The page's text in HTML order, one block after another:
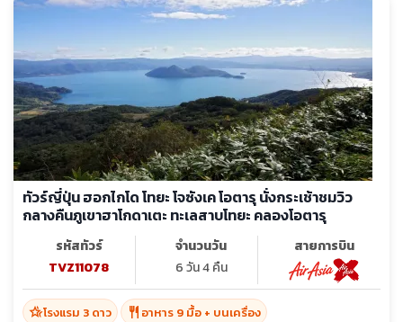
ทัวร์ญี่ปุ่น ฮอกไกโด โทยะ โจซังเค โอตารุ นั่งกระเช้าชมวิว
กลางคืนภูเขาฮาโกดาเตะ ทะเลสาบโทยะ คลองโอตารุ
รหัสทัวร์
TVZ11078
จำนวนวัน
6 วัน 4 คืน
สายการบิน
hotel_classโรงแรม 3 ดาว restaurant อาหาร 9 มื้อ + บนเครื่อง